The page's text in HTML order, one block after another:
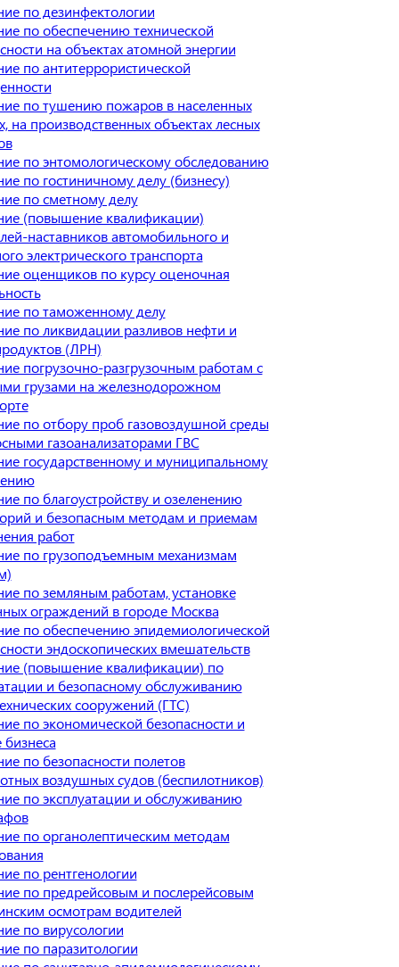
по дезинфектологии
по обеспечению технической
на объектах атомной энергии
по антитеррористической
по тушению пожаров в населенных
на производственных объектах лесных
по энтомологическому обследованию
по гостиничному делу (бизнесу)
по сметному делу
(повышение квалификации)
наставников автомобильного и
электрического транспорта
оценщиков по курсу оценочная
по таможенному делу
по ликвидации разливов нефти и
(ЛРН)
погрузочно-разгрузочным работам с
грузами на железнодорожном
по отбору проб газовоздушной среды
газоанализаторами ГВС
государственному и муниципальному
по благоустройству и озеленению
и безопасным методам и приемам
работ
по грузоподъемным механизмам
по земляным работам, установке
ограждений в городе Москва
по обеспечению эпидемиологической
эндоскопических вмешательств
(повышение квалификации) по
и безопасному обслуживанию
сооружений (ГТС)
по экономической безопасности и
по безопасности полетов
воздушных судов (беспилотников)
по эксплуатации и обслуживанию
по органолептическим методам
по рентгенологии
по предрейсовым и послерейсовым
осмотрам водителей
по вирусологии
по паразитологии